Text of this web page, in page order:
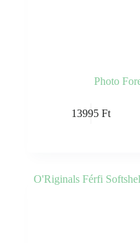
Photo
13995 Ft